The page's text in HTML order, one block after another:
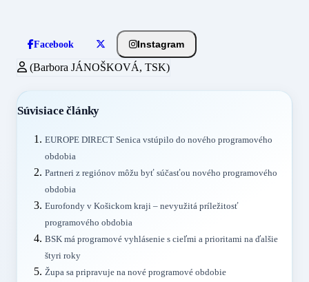
Facebook Instagram
(Barbora JÁNOŠKOVÁ, TSK)
Súvisiace články
EUROPE DIRECT Senica vstúpilo do nového programového
obdobia
Partneri z regiónov môžu byť súčasťou nového programového
obdobia
Eurofondy v Košickom kraji – nevyužitá príležitosť
programového obdobia
BSK má programové vyhlásenie s cieľmi a prioritami na ďalšie
štyri roky
Župa sa pripravuje na nové programové obdobie